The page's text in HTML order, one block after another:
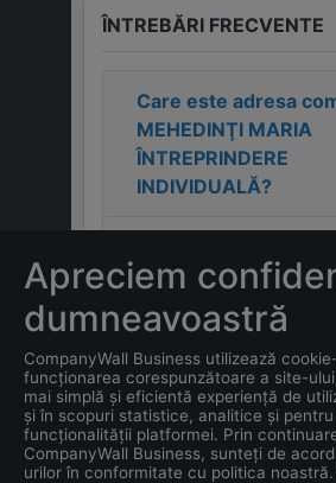
ÎNTREBĂRI FRECVENTE
Care este adresa
MEHEDINŢI MARIA
ÎNTREPRINDERE
INDIVIDUALĂ?
companiei
MARIA
INDIVIDUALĂ ?
Care este data
companiei
MARIA
Apreciem
dumneavoastră
CompanyWall Business utilizează
funcționarea corespunzătoare a site-
mai simplă și eficientă experiență de
și în scopuri statistice, analitice și
funcționalității platformei. Prin
CompanyWall Business, sunteți de
urilor în conformitate cu politica